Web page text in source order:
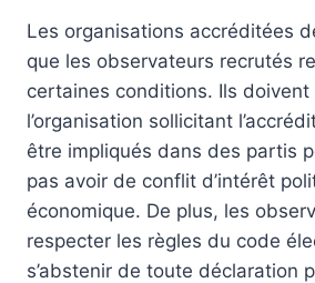
Les organisations accréditées
que les observateurs recrutés
certaines conditions. Ils
l’organisation sollicitant
être impliqués dans des partis
pas avoir de conflit d’intérêt
économique. De plus, les
respecter les règles du code
s’abstenir de toute déclaration